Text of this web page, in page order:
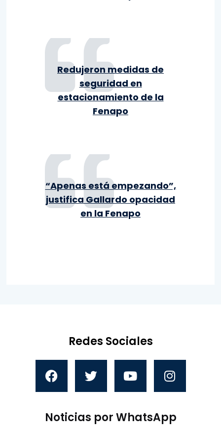
Redujeron medidas de
seguridad en
estacionamiento de la
Fenapo
“Apenas está empezando”,
justifica Gallardo opacidad
en la Fenapo
Redes Sociales
Noticias por WhatsApp